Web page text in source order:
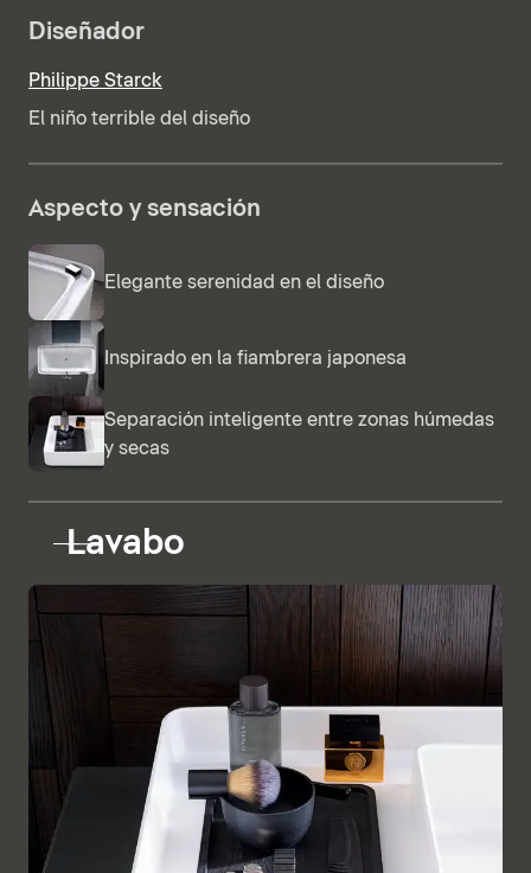
Diseñador
Philippe Starck
El niño terrible del diseño
Aspecto y sensación
Elegante serenidad en el diseño
Inspirado en la fiambrera japonesa
Separación inteligente entre zonas húmedas
y secas
Lavabo